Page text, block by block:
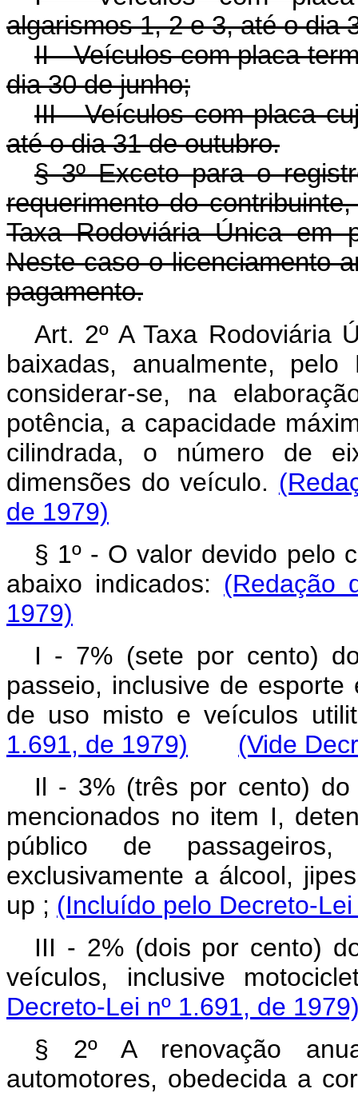
algarismos 1, 2 e 3, até o dia
II - Veículos com placa
dia 30 de junho;
III - Veículos com placa
até o dia 31 de outubro.
§ 3º Exceto para o
requerimento do
Taxa Rodoviária Única em
Neste caso o licenciamento
pagamento.
Art. 2º A Taxa Rodoviária
baixadas, anualmente,
considerar-se, na
potência, a capacidade
cilindrada, o número de
dimensões do veículo.
de 1979)
§ 1º - O valor devido pelo
abaixo indicados: (Redação
1979)
I - 7% (sete por cento)
passeio, inclusive de
de uso misto e veículos
1.691, de 1979)
(Vide
Il - 3% (três por cento)
mencionados no item I,
público de
exclusivamente a álcool,
up ; (Incluído pelo Decreto-
III - 2% (dois por cento)
veículos, inclusive
Decreto-Lei nº 1.691, de
§ 2º A renovação
automotores, obedecida a